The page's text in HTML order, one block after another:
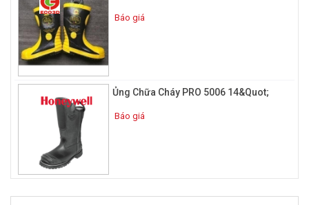
Báo giá
Ủng Chữa Cháy PRO 5006 14&quot;
Báo giá